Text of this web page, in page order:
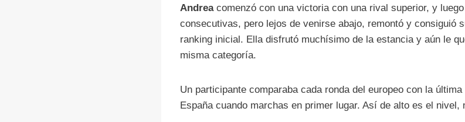
Andreacomenzó con una victoria con una rival superior, y
consecutivas, pero lejos de venirse abajo, remontó y consiguió
ranking inicial. Ella disfrutó muchísimo de la estancia y aún le
misma categoría.
Un participante comparaba cada ronda del europeo con la
España cuando marchas en primer lugar. Así de alto es el nivel,